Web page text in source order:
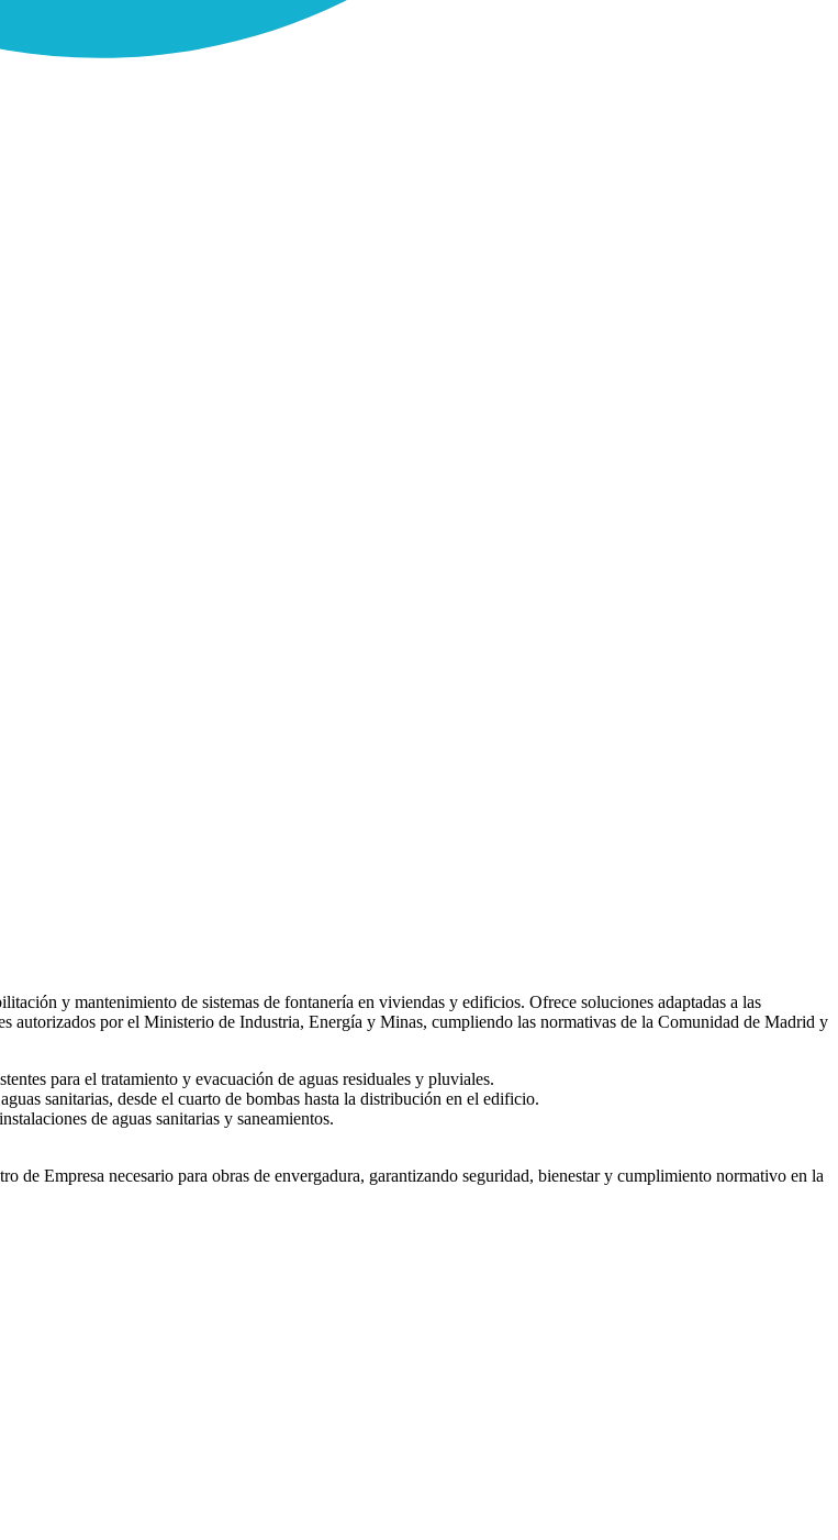
y mantenimiento de sistemas de fontanería en viviendas y edificios. Ofrece soluciones adaptadas a las
autorizados por el Ministerio de Industria, Energía y Minas, cumpliendo las normativas de la Comunidad de Madrid y
para el tratamiento y evacuación de aguas residuales y pluviales.
sanitarias, desde el cuarto de bombas hasta la distribución en el edificio.
de aguas sanitarias y saneamientos.
de Empresa necesario para obras de envergadura, garantizando seguridad, bienestar y cumplimiento normativo en la